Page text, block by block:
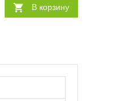
В корзину